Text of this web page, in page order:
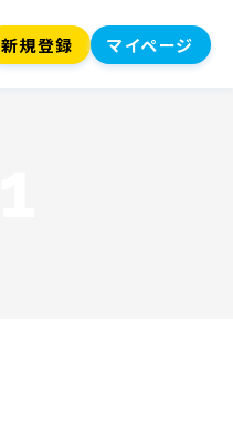
新規登録 マイページ